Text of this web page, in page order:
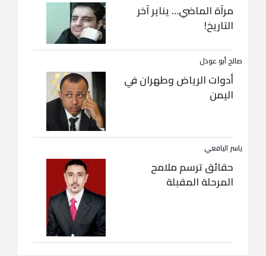
مرآة الماضي… يناير آخر
التاريخ!
صالح أبو عوذل
أدوات الرياض وطهران في
اليمن
ياسر اليافعي
حقائق ترسم ملامح
المرحلة المقبلة